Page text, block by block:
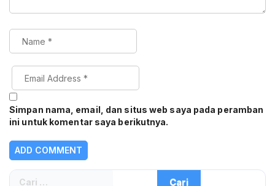
Simpan nama, email, dan situs web saya pada peramban
ini untuk komentar saya berikutnya.
Cari